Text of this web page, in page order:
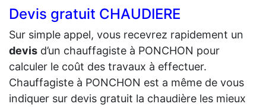
Devis gratuit CHAUDIERE
Sur simple appel, vous recevrez rapidement un
devis d’un chauffagiste à PONCHON pour
calculer le coût des travaux à effectuer.
Chauffagiste à PONCHON est a même de vous
indiquer sur devis gratuit la chaudière les mieux